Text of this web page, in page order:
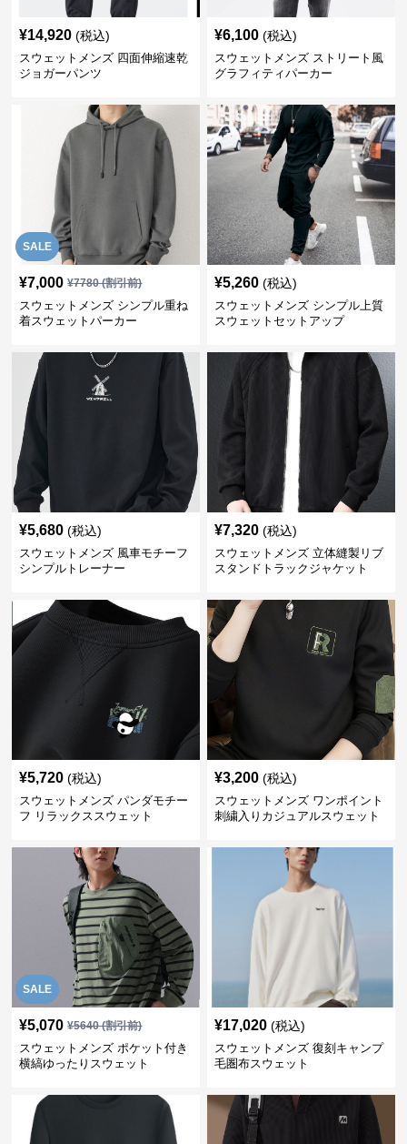
¥14,920 (税込)
スウェットメンズ 四面伸縮速乾
ジョガーパンツ
¥6,100 (税込)
スウェットメンズ ストリート風
グラフィティパーカー
SALE
¥7,000 ¥7780(割引前)
スウェットメンズ シンプル重ね
着スウェットパーカー
¥5,260 (税込)
スウェットメンズ シンプル上質
スウェットセットアップ
¥5,680 (税込)
スウェットメンズ 風車モチーフ
シンプルトレーナー
¥7,320 (税込)
スウェットメンズ 立体縫製リブ
スタンドトラックジャケット
¥5,720 (税込)
スウェットメンズ パンダモチー
フ リラックススウェット
¥3,200 (税込)
スウェットメンズ ワンポイント
刺繍入りカジュアルスウェット
SALE
¥5,070 ¥5640(割引前)
スウェットメンズ ポケット付き
横縞ゆったりスウェット
¥17,020 (税込)
スウェットメンズ 復刻キャンプ
毛圏布スウェット